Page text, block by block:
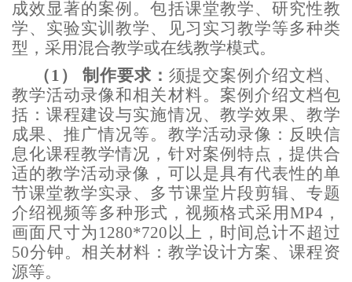
成效显著的案例。包括课堂教学、研究性教
学、实验实训教学、见习实习教学等多种类
型，采用混合教学或在线教学模式。
（1） 制作要求： 须提交案例介绍文档、
教学活动录像和相关材料。案例介绍文档包
括：课程建设与实施情况、教学效果、教学
成果、推广情况等。教学活动录像：反映信
息化课程教学情况，针对案例特点，提供合
适的教学活动录像，可以是具有代表性的单
节课堂教学实录、多节课堂片段剪辑、专题
介绍视频等多种形式，视频格式采用MP4，
画面尺寸为1280*720以上，时间总计不超过
50分钟。相关材料：教学设计方案、课程资
源等。